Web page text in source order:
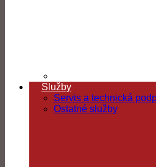
Služby
Servis a technická
Ostatné služby